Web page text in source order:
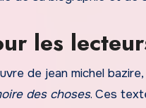
les
de jean michel
des choses. Ces